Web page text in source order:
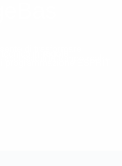
di trasformare
tecnico in
programmazione ESPRIT